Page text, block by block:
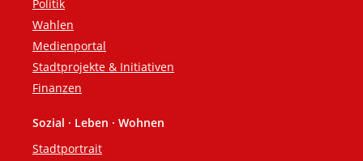
Politik
Wahlen
Medienportal
Stadtprojekte & Initiativen
Finanzen
Sozial · Leben · Wohnen
Stadtportrait